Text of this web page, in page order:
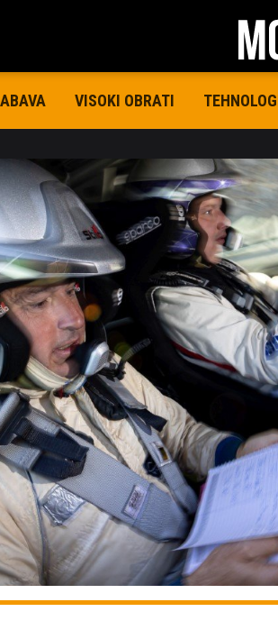
VISOKI OBRATI